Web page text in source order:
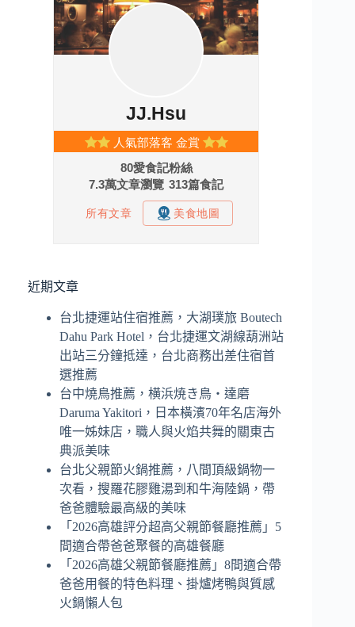
近期文章
台北捷運站住宿推薦，大湖璞旅 Boutech
Dahu Park Hotel，台北捷運文湖線葫洲站
出站三分鐘抵達，台北商務出差住宿首
選推薦
台中燒鳥推薦，横浜焼き鳥‧達磨
Daruma Yakitori，日本橫濱70年名店海外
唯一姊妹店，職人與火焰共舞的關東古
典派美味
台北父親節火鍋推薦，八間頂級鍋物一
次看，搜羅花膠雞湯到和牛海陸鍋，帶
爸爸體驗最高級的美味
「2026高雄評分超高父親節餐廳推薦」5
間適合帶爸爸聚餐的高雄餐廳
「2026高雄父親節餐廳推薦」8間適合帶
爸爸用餐的特色料理、掛爐烤鴨與質感
火鍋懶人包